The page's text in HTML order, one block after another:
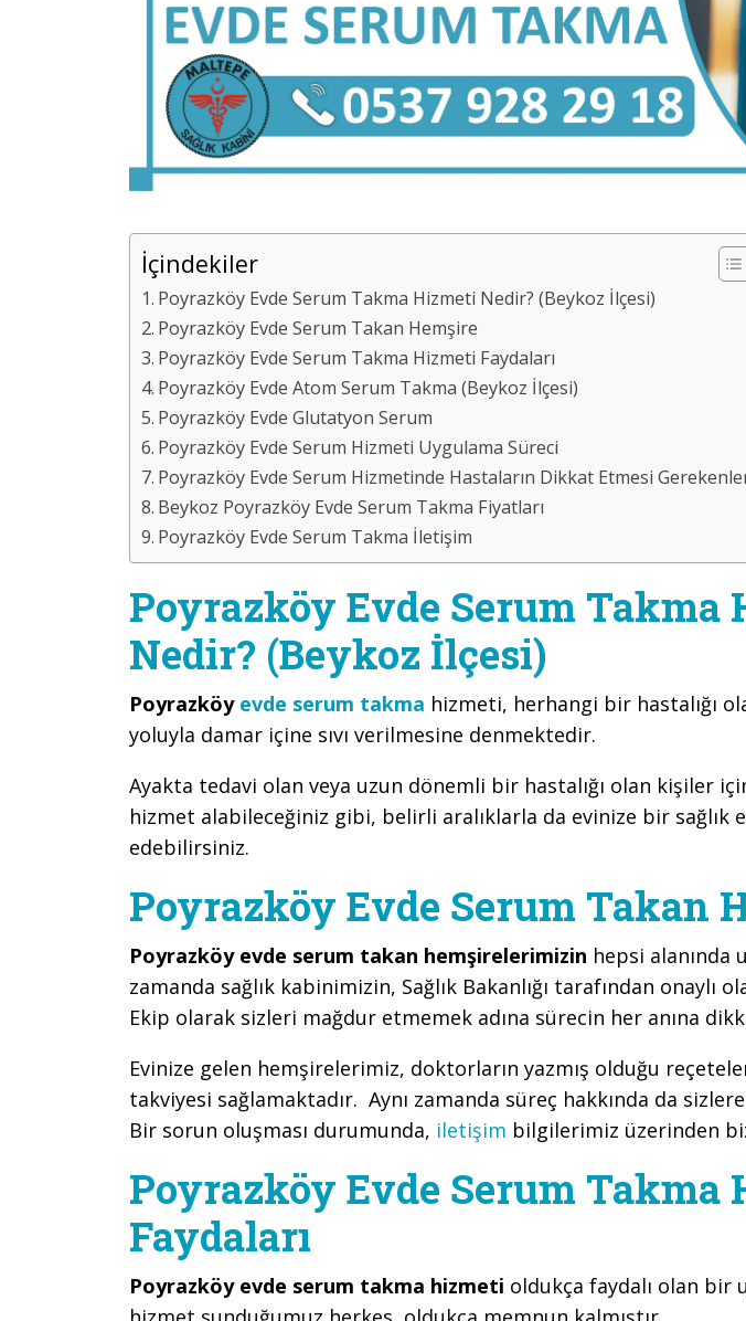
İçindekiler
Poyrazköy Evde Serum Takma Hizmeti Nedir? (Beykoz İlçesi)
Poyrazköy Evde Serum Takan Hemşire
Poyrazköy Evde Serum Takma Hizmeti Faydaları
Poyrazköy Evde Atom Serum Takma (Beykoz İlçesi)
Poyrazköy Evde Glutatyon Serum
Poyrazköy Evde Serum Hizmeti Uygulama Süreci
Poyrazköy Evde Serum Hizmetinde Hastaların Dikkat Etmesi
Beykoz Poyrazköy Evde Serum Takma Fiyatları
Poyrazköy Evde Serum Takma İletişim
Poyrazköy Evde Serum Takma
Nedir? (Beykoz İlçesi)
Poyrazköy evde serum takma hizmeti, herhangi bir hastalığı
yoluyla damar içine sıvı verilmesine denmektedir.
Ayakta tedavi olan veya uzun dönemli bir hastalığı olan kişiler
hizmet alabileceğiniz gibi, belirli aralıklarla da evinize bir sağlık
edebilirsiniz.
Poyrazköy Evde Serum Takan
Poyrazköy evde serum takan hemşirelerimizin hepsi alanında
zamanda sağlık kabinimizin, Sağlık Bakanlığı tarafından onaylı
Ekip olarak sizleri mağdur etmemek adına sürecin her anına
Evinize gelen hemşirelerimiz, doktorların yazmış olduğu
takviyesi sağlamaktadır. Aynı zamanda süreç hakkında da
Bir sorun oluşması durumunda, iletişim bilgilerimiz üzerinden
Poyrazköy Evde Serum Takma
Faydaları
Poyrazköy evde serum takma hizmeti oldukça faydalı olan bir